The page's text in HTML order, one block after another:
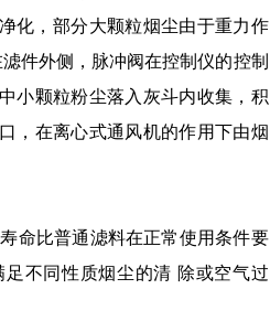
化，部分大颗粒烟尘由于重力作
件外侧，脉冲阀在控制仪的控制
小颗粒粉尘落入灰斗内收集，积
，在离心式通风机的作用下由烟
命比普通滤料在正常使用条件要
不同性质烟尘的清 除或空气过